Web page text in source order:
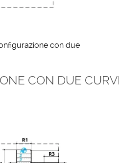
con due
CON DUE